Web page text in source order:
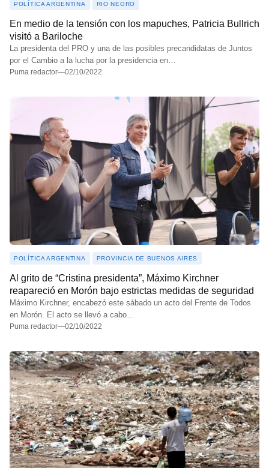
POLÍTICA ARGENTINA RIO NEGRO
En medio de la tensión con los mapuches, Patricia Bullrich
visitó a Bariloche
La presidenta del PRO y una de las posibles precandidatas de Juntos
por el Cambio a la lucha por la presidencia en…
Puma redactor—02/10/2022
POLÍTICA ARGENTINA PROVINCIA DE BUENOS AIRES
Al grito de “Cristina presidenta”, Máximo Kirchner
reapareció en Morón bajo estrictas medidas de seguridad
Máximo Kirchner, encabezó este sábado un acto del Frente de Todos
en Morón. El acto se llevó a cabo…
Puma redactor—02/10/2022